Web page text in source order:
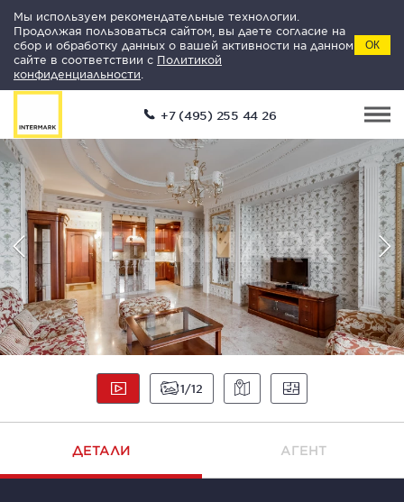
Мы используем рекомендательные технологии.
Продолжая пользоваться сайтом, вы даете согласие на
сбор и обработку данных о вашей активности на данном
сайте в соответствии с Политикой
конфиденциальности
ОК
+7 (495) 255 44 26
1 12
ДЕТАЛИ АГЕНТ